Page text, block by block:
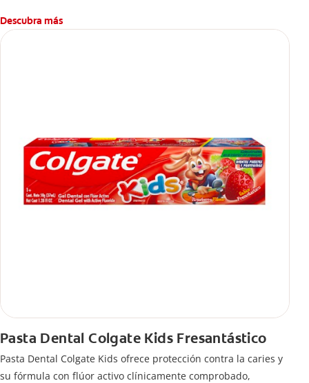
Descubra más
Pasta Dental Colgate Kids Fresantástico
Pasta Dental Colgate Kids ofrece protección contra la caries y
su fórmula con flúor activo clínicamente comprobado,